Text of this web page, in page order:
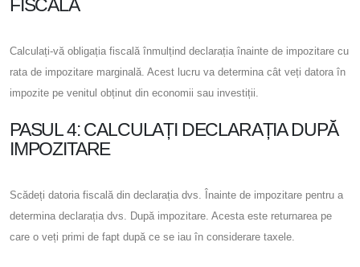
FISCALĂ
Calculați-vă obligația fiscală înmulțind declarația înainte de impozitare cu
rata de impozitare marginală. Acest lucru va determina cât veți datora în
impozite pe venitul obținut din economii sau investiții.
PASUL 4: CALCULAȚI DECLARAȚIA DUPĂ
IMPOZITARE
Scădeți datoria fiscală din declarația dvs. Înainte de impozitare pentru a
determina declarația dvs. După impozitare. Acesta este returnarea pe
care o veți primi de fapt după ce se iau în considerare taxele.